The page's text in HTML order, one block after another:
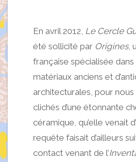
En avril 2012, Le Cercle
été sollicité par Origines,
française spécialisée
matériaux anciens et
architecturales, pour
clichés d’une étonnante
céramique, qu’elle venait
requête faisait d’ailleurs
contact venant de l’